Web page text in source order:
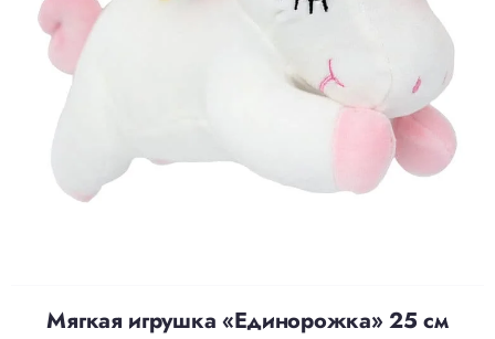
Доставка
О нас
Отзывы
Мягкая игрушка «Единорожка» 25 см